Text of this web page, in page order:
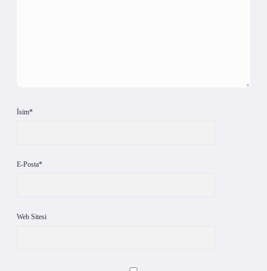
İsim*
E-Posta*
Web Sitesi